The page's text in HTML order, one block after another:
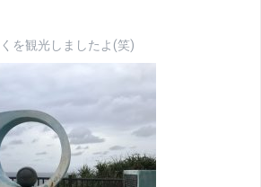
を観光しましたよ(笑)